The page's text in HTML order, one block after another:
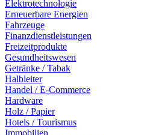
Elektrotechnologie
Erneuerbare Energien
Fahrzeuge
Finanzdienstleistungen
Freizeitprodukte
Gesundheitswesen
Getränke / Tabak
Halbleiter
Handel / E-Commerce
Hardware
Holz / Papier
Hotels / Tourismus
Immobilien